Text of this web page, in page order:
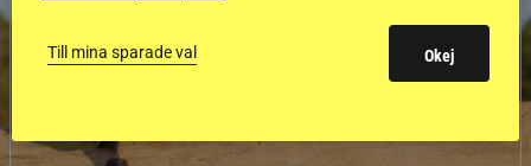
Till mina sparade val Okej